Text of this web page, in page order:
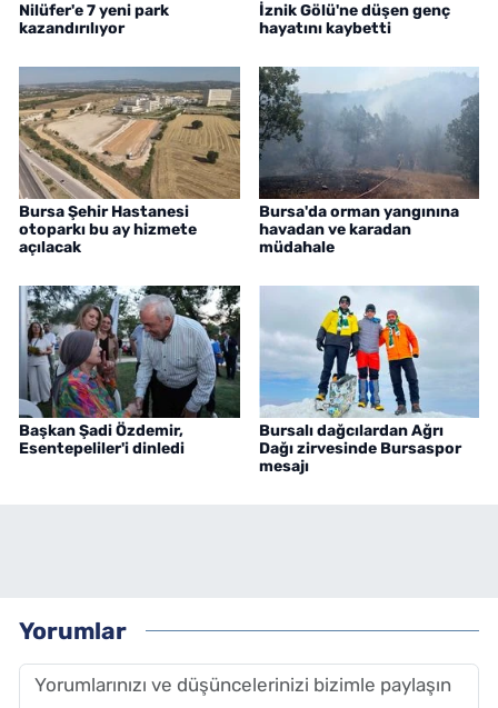
Nilüfer'e 7 yeni park
kazandırılıyor
İznik Gölü'ne düşen genç
hayatını kaybetti
Bursa Şehir Hastanesi
otoparkı bu ay hizmete
açılacak
Bursa'da orman yangınına
havadan ve karadan
müdahale
Başkan Şadi Özdemir,
Esentepeliler'i dinledi
Bursalı dağcılardan Ağrı
Dağı zirvesinde Bursaspor
mesajı
Yorumlar